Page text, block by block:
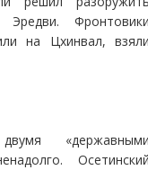
на Цхинвал,